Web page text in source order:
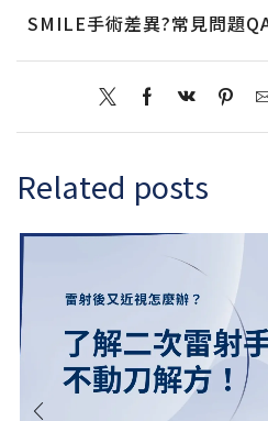
SMILE手術差異?常見問題
Related posts